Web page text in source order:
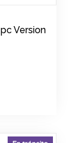
Version